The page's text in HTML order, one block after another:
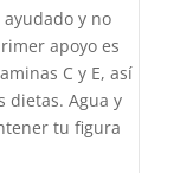
y no
apoyo es
C y E, así
dietas. Agua y
tu figura